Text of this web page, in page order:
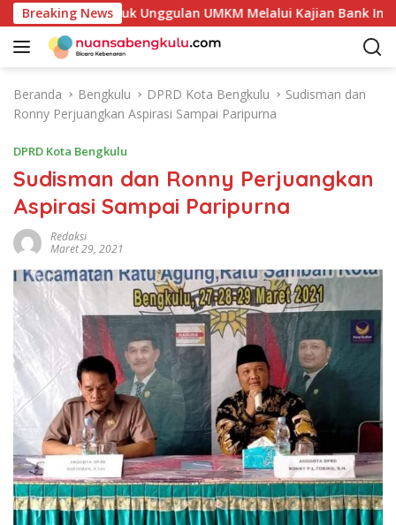
a
Breaking News
Produk Unggulan UMKM Melalui Kajian Bank Indonesia
Beranda Bengkulu DPRD Kota Bengkulu
Sudisman dan
Ronny Perjuangkan Aspirasi Sampai Paripurna
DPRD Kota Bengkulu
Sudisman dan Ronny Perjuangkan
Aspirasi Sampai Paripurna
Redaksi
Maret 29, 2021